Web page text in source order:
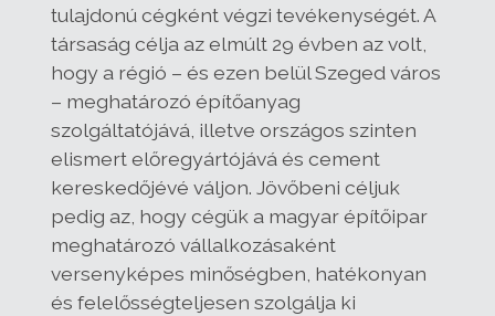
tulajdonú cégként végzi tevékenységét. A
társaság célja az elmúlt 29 évben az volt,
hogy a régió – és ezen belül Szeged város
– meghatározó építőanyag
szolgáltatójává, illetve országos szinten
elismert előregyártójává és cement
kereskedőjévé váljon. Jövőbeni céljuk
pedig az, hogy cégük a magyar építőipar
meghatározó vállalkozásaként
versenyképes minőségben, hatékonyan
és felelősségteljesen szolgálja ki